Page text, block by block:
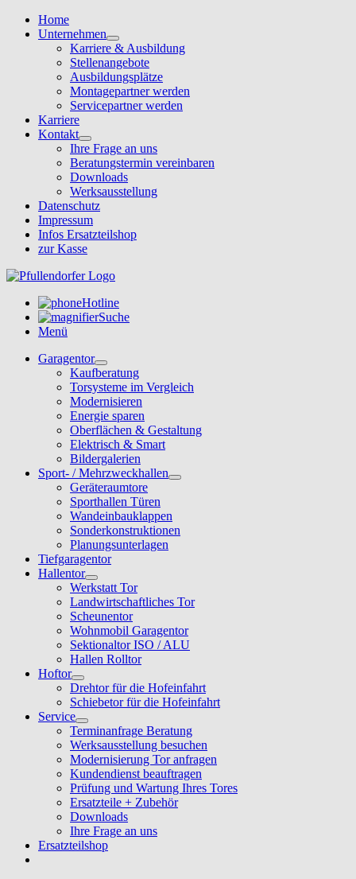
Home
Unternehmen
Karriere & Ausbildung
Stellenangebote
Ausbildungsplätze
Montagepartner werden
Servicepartner werden
Karriere
Kontakt
Ihre Frage an uns
Beratungstermin vereinbaren
Downloads
Werksausstellung
Datenschutz
Impressum
Infos Ersatzteilshop
zur Kasse
Hotline
Suche
Menü
Garagentor
Kaufberatung
Torsysteme im Vergleich
Modernisieren
Energie sparen
Oberflächen & Gestaltung
Elektrisch & Smart
Bildergalerien
Sport- / Mehrzweckhallen
Geräteraumtore
Sporthallen Türen
Wandeinbauklappen
Sonderkonstruktionen
Planungsunterlagen
Tiefgaragentor
Hallentor
Werkstatt Tor
Landwirtschaftliches Tor
Scheunentor
Wohnmobil Garagentor
Sektionaltor ISO / ALU
Hallen Rolltor
Hoftor
Drehtor für die Hofeinfahrt
Schiebetor für die Hofeinfahrt
Service
Terminanfrage Beratung
Werksausstellung besuchen
Modernisierung Tor anfragen
Kundendienst beauftragen
Prüfung und Wartung Ihres Tores
Ersatzteile + Zubehör
Downloads
Ihre Frage an uns
Ersatzteilshop